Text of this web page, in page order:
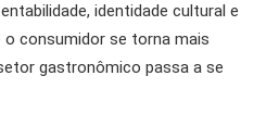
identidade cultural e
o consumidor se torna mais
gastronômico passa a se